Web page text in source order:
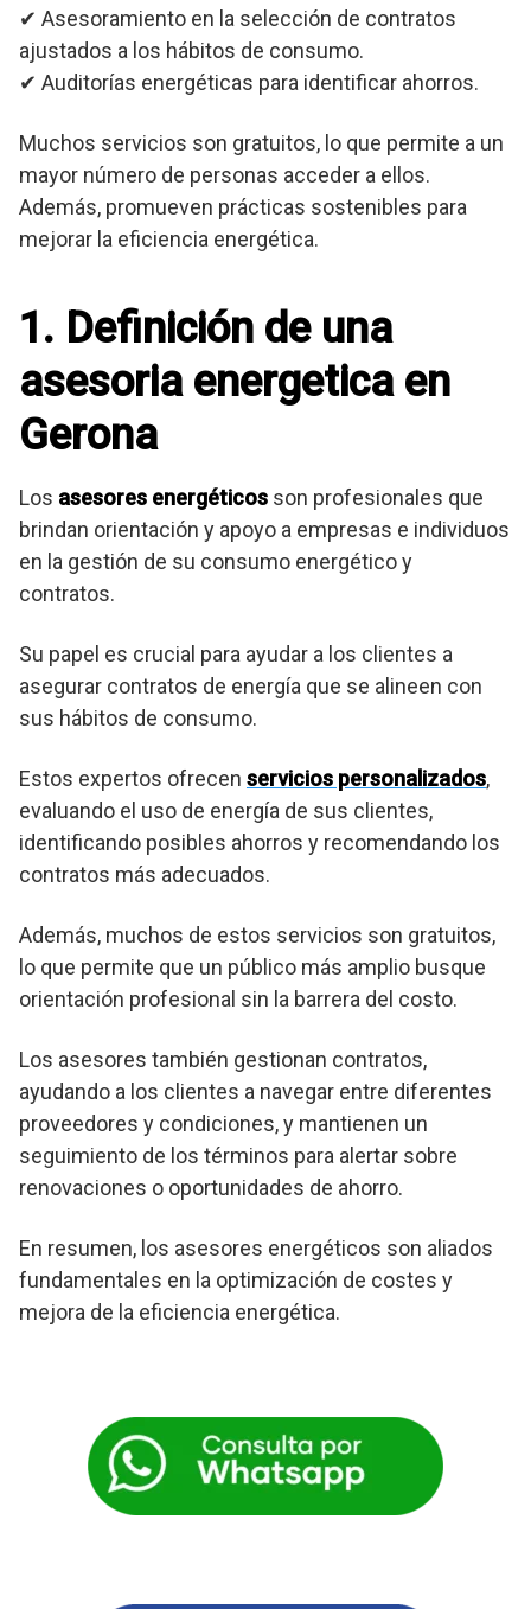
✔ Asesoramiento en la selección de contratos
ajustados a los hábitos de consumo.
✔ Auditorías energéticas para identificar ahorros.
Muchos servicios son gratuitos, lo que permite a un
mayor número de personas acceder a ellos.
Además, promueven prácticas sostenibles para
mejorar la eficiencia energética.
1. Definición de una
asesoria energetica en
Gerona
Los asesores energéticos son profesionales que
brindan orientación y apoyo a empresas e individuos
en la gestión de su consumo energético y
contratos.
Su papel es crucial para ayudar a los clientes a
asegurar contratos de energía que se alineen con
sus hábitos de consumo.
Estos expertos ofrecen servicios personalizados,
evaluando el uso de energía de sus clientes,
identificando posibles ahorros y recomendando los
contratos más adecuados.
Además, muchos de estos servicios son gratuitos,
lo que permite que un público más amplio busque
orientación profesional sin la barrera del costo.
Los asesores también gestionan contratos,
ayudando a los clientes a navegar entre diferentes
proveedores y condiciones, y mantienen un
seguimiento de los términos para alertar sobre
renovaciones o oportunidades de ahorro.
En resumen, los asesores energéticos son aliados
fundamentales en la optimización de costes y
mejora de la eficiencia energética.